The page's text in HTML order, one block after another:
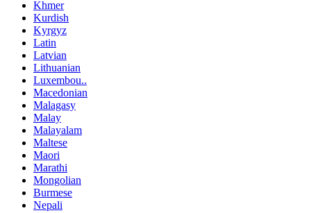
Khmer
Kurdish
Kyrgyz
Latin
Latvian
Lithuanian
Luxembou..
Macedonian
Malagasy
Malay
Malayalam
Maltese
Maori
Marathi
Mongolian
Burmese
Nepali